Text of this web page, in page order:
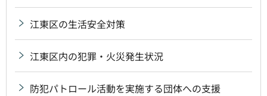
江東区の生活安全対策
江東区内の犯罪・火災発生状況
防犯パトロール活動を実施する団体への支援